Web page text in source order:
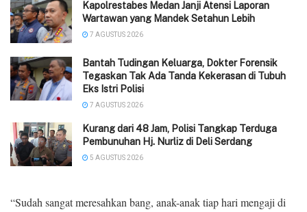
Kapolrestabes Medan Janji Atensi Laporan
Wartawan yang Mandek Setahun Lebih
7 AGUSTUS 2026
Bantah Tudingan Keluarga, Dokter Forensik
Tegaskan Tak Ada Tanda Kekerasan di Tubuh
Eks Istri Polisi
7 AGUSTUS 2026
‎Kurang dari 48 Jam, Polisi Tangkap Terduga
Pembunuhan Hj. Nurliz di Deli Serdang
5 AGUSTUS 2026
“Sudah sangat meresahkan bang, anak-anak tiap hari mengaji di